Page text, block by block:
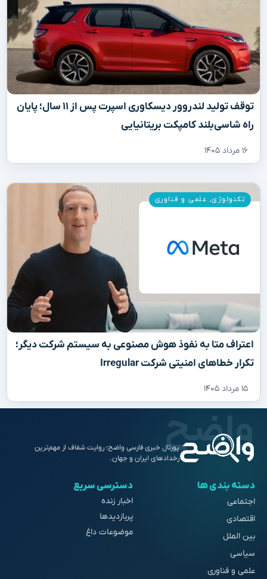
توقف تولید لندروور دیسکاوری اسپرت پس از ۱۱ سال؛ پایان
راه شاسی‌بلند کامپکت بریتانیایی
۱۶ مرداد ۱۴۰۵
اعتراف متا به نفوذ هوش مصنوعی به سیستم شرکت دیگر؛
تکرار خطاهای امنیتی شرکت Irregular
۱۵ مرداد ۱۴۰۵
تکنولوژی, علمی و فناوری
پورتال خبری فارسی واضح؛ روایت شفاف از مهم‌ترین
رخدادهای ایران و جهان.
دسته بندی ها
اجتماعی
اقتصادی
بین الملل
سیاسی
علمی و فناوری
دسترسی سریع
اخبار زنده
پربازدیدها
موضوعات داغ